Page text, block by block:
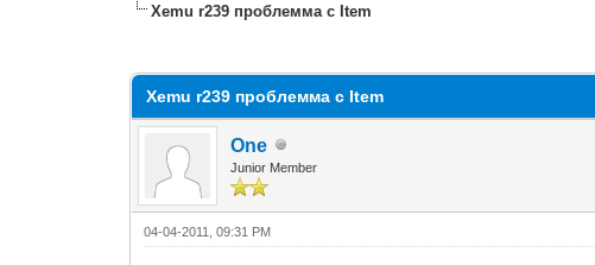
Xemu r239 проблемма с Item
Xemu r239 проблемма с Item
One
Junior Member
04-04-2011, 09:31 PM